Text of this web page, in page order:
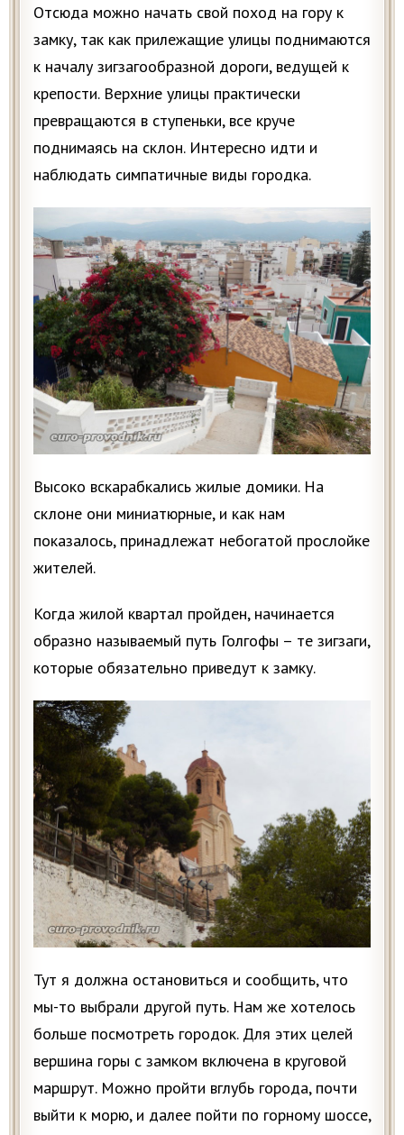
Отсюда можно начать свой поход на гору к
замку, так как прилежащие улицы поднимаются
к началу зигзагообразной дороги, ведущей к
крепости. Верхние улицы практически
превращаются в ступеньки, все круче
поднимаясь на склон. Интересно идти и
наблюдать симпатичные виды городка.
Высоко вскарабкались жилые домики. На
склоне они миниатюрные, и как нам
показалось, принадлежат небогатой прослойке
жителей.
Когда жилой квартал пройден, начинается
образно называемый путь Голгофы – те зигзаги,
которые обязательно приведут к замку.
Тут я должна остановиться и сообщить, что
мы-то выбрали другой путь. Нам же хотелось
больше посмотреть городок. Для этих целей
вершина горы с замком включена в круговой
маршрут. Можно пройти вглубь города, почти
выйти к морю, и далее пойти по горному шоссе,